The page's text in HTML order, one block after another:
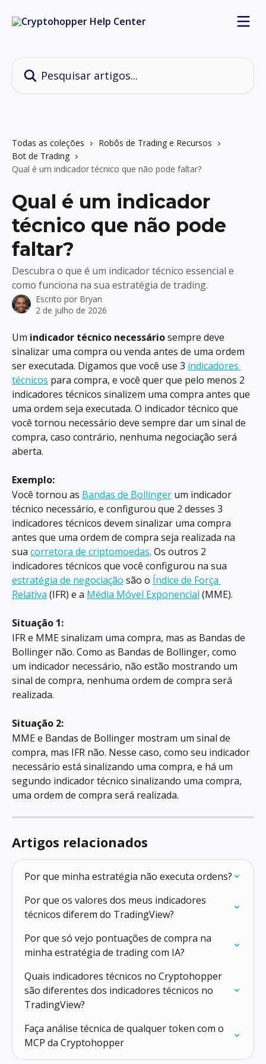
Todas as coleções
Robôs de Trading e Recursos
Bot de Trading
Qual é um indicador técnico que não pode faltar?
Qual é um indicador
técnico que não pode
faltar?
Descubra o que é um indicador técnico essencial e
como funciona na sua estratégia de trading.
Escrito por Bryan
2 de julho de 2026
Um indicador técnico necessário sempre deve
sinalizar uma compra ou venda antes de uma ordem
ser executada. Digamos que você use 3 indicadores
técnicos para compra, e você quer que pelo menos 2
indicadores técnicos sinalizem uma compra antes que
uma ordem seja executada. O indicador técnico que
você tornou necessário deve sempre dar um sinal de
compra, caso contrário, nenhuma negociação será
aberta.
Exemplo:
Você tornou as Bandas de Bollinger um indicador
técnico necessário, e configurou que 2 desses 3
indicadores técnicos devem sinalizar uma compra
antes que uma ordem de compra seja realizada na
sua corretora de criptomoedas. Os outros 2
indicadores técnicos que você configurou na sua
estratégia de negociação são o Índice de Força
Relativa (IFR) e a Média Móvel Exponencial (MME).
Situação 1:
IFR e MME sinalizam uma compra, mas as Bandas de
Bollinger não. Como as Bandas de Bollinger, como
um indicador necessário, não estão mostrando um
sinal de compra, nenhuma ordem de compra será
realizada.
Situação 2:
MME e Bandas de Bollinger mostram um sinal de
compra, mas IFR não. Nesse caso, como seu indicador
necessário está sinalizando uma compra, e há um
segundo indicador técnico sinalizando uma compra,
uma ordem de compra será realizada.
Artigos relacionados
Por que minha estratégia não executa ordens?
Por que os valores dos meus indicadores
técnicos diferem do TradingView?
Por que só vejo pontuações de compra na
minha estratégia de trading com IA?
Quais indicadores técnicos no Cryptohopper
são diferentes dos indicadores técnicos no
TradingView?
Faça análise técnica de qualquer token com o
MCP da Cryptohopper